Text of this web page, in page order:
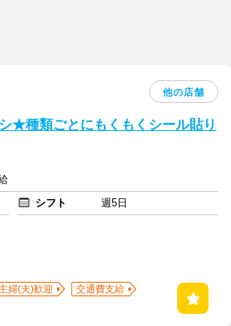
他の店舗
★種類ごとにもくもくシール貼り
シフト
週5日
主婦(夫)歓迎
交通費支給